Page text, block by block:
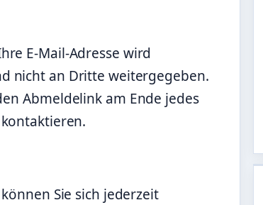
E-Mail-Adresse wird
nicht an Dritte weitergegeben.
Abmeldelink am Ende jedes
kontaktieren.
Sie sich jederzeit